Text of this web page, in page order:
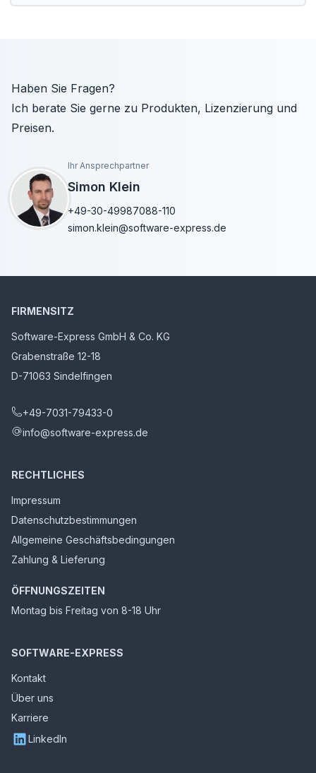
Haben Sie Fragen?
Ich berate Sie gerne zu Produkten, Lizenzierung und
Preisen.
Ihr Ansprechpartner
Simon Klein
+49-30-49987088-110
simon.klein@software-express.de
FIRMENSITZ
Software-Express GmbH & Co. KG
Grabenstraße 12-18
D-71063 Sindelfingen
+49-7031-79433-0
info@software-express.de
RECHTLICHES
Impressum
Datenschutzbestimmungen
Allgemeine Geschäftsbedingungen
Zahlung & Lieferung
ÖFFNUNGSZEITEN
Montag bis Freitag von 8-18 Uhr
SOFTWARE-EXPRESS
Kontakt
Über uns
Karriere
LinkedIn